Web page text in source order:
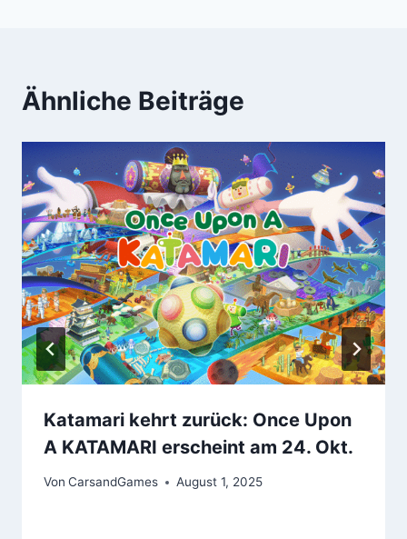
Ähnliche Beiträge
Katamari kehrt zurück: Once Upon
A KATAMARI erscheint am 24. Okt.
Von CarsandGames August 1, 2025